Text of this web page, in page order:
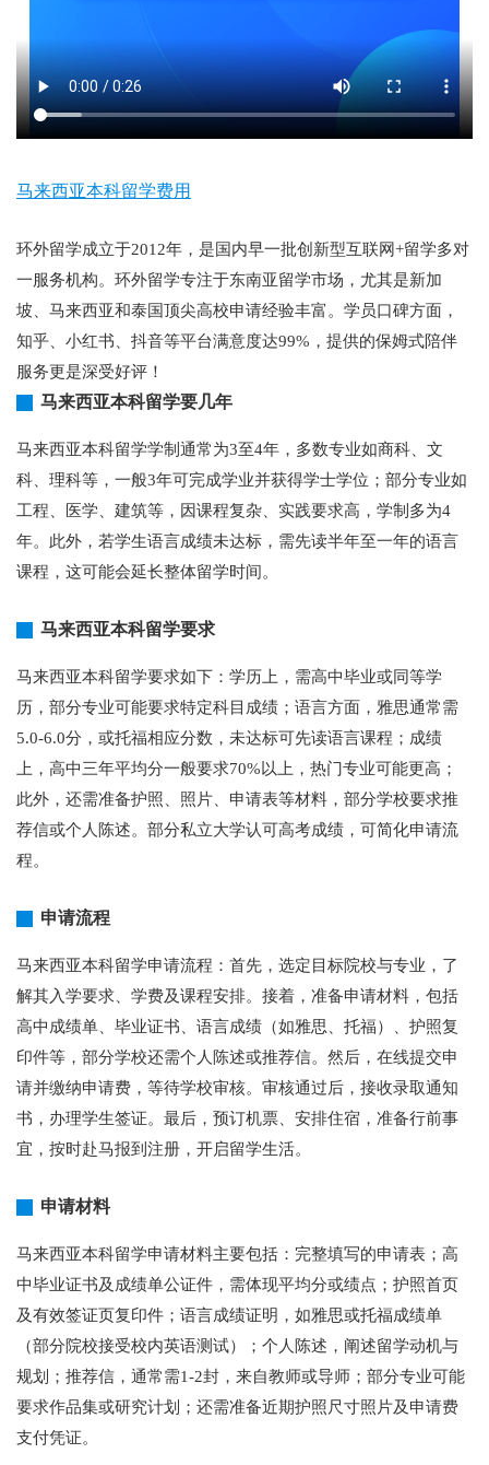
马来西亚本科留学费用
环外留学成立于2012年，是国内早一批创新型互联网+留学多对
一服务机构。环外留学专注于东南亚留学市场，尤其是新加
坡、马来西亚和泰国顶尖高校申请经验丰富。学员口碑方面，
知乎、小红书、抖音等平台满意度达99%，提供的保姆式陪伴
服务更是深受好评！
马来西亚本科留学要几年
马来西亚本科留学学制通常为3至4年，多数专业如商科、文
科、理科等，一般3年可完成学业并获得学士学位；部分专业如
工程、医学、建筑等，因课程复杂、实践要求高，学制多为4
年。此外，若学生语言成绩未达标，需先读半年至一年的语言
课程，这可能会延长整体留学时间。
马来西亚本科留学要求
马来西亚本科留学要求如下：学历上，需高中毕业或同等学
历，部分专业可能要求特定科目成绩；语言方面，雅思通常需
5.0-6.0分，或托福相应分数，未达标可先读语言课程；成绩
上，高中三年平均分一般要求70%以上，热门专业可能更高；
此外，还需准备护照、照片、申请表等材料，部分学校要求推
荐信或个人陈述。部分私立大学认可高考成绩，可简化申请流
程。
申请流程
马来西亚本科留学申请流程：首先，选定目标院校与专业，了
解其入学要求、学费及课程安排。接着，准备申请材料，包括
高中成绩单、毕业证书、语言成绩（如雅思、托福）、护照复
印件等，部分学校还需个人陈述或推荐信。然后，在线提交申
请并缴纳申请费，等待学校审核。审核通过后，接收录取通知
书，办理学生签证。最后，预订机票、安排住宿，准备行前事
宜，按时赴马报到注册，开启留学生活。
申请材料
马来西亚本科留学申请材料主要包括：完整填写的申请表；高
中毕业证书及成绩单公证件，需体现平均分或绩点；护照首页
及有效签证页复印件；语言成绩证明，如雅思或托福成绩单
（部分院校接受校内英语测试）；个人陈述，阐述留学动机与
规划；推荐信，通常需1-2封，来自教师或导师；部分专业可能
要求作品集或研究计划；还需准备近期护照尺寸照片及申请费
支付凭证。